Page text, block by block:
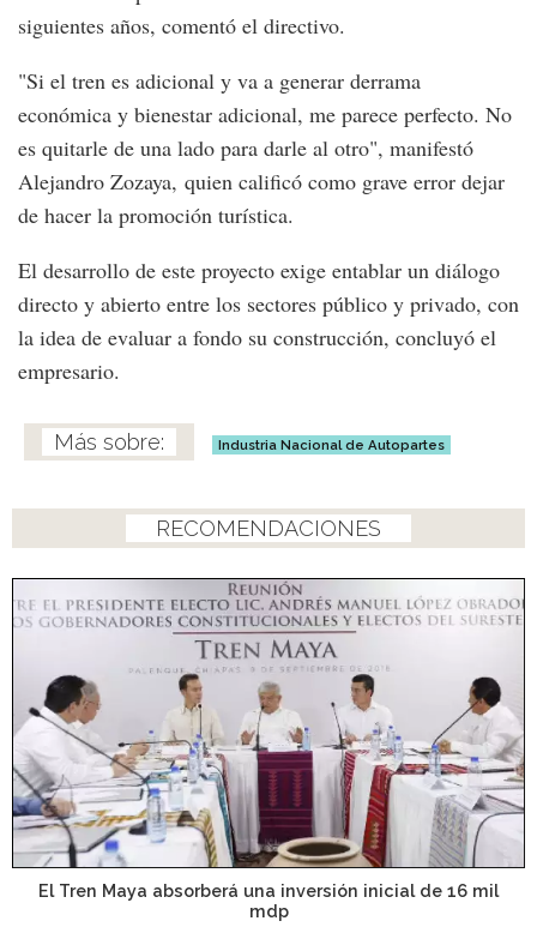
siguientes años, comentó el directivo.
"Si el tren es adicional y va a generar derrama
económica y bienestar adicional, me parece perfecto. No
es quitarle de una lado para darle al otro", manifestó
Alejandro Zozaya, quien calificó como grave error dejar
de hacer la promoción turística.
El desarrollo de este proyecto exige entablar un diálogo
directo y abierto entre los sectores público y privado, con
la idea de evaluar a fondo su construcción, concluyó el
empresario.
Industria Nacional de Autopartes
RECOMENDACIONES
El Tren Maya absorberá una inversión inicial de 16 mil
mdp